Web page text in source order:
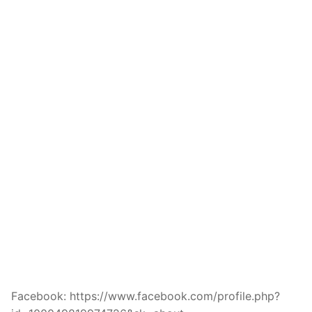
Facebook: https://www.facebook.com/profile.php?